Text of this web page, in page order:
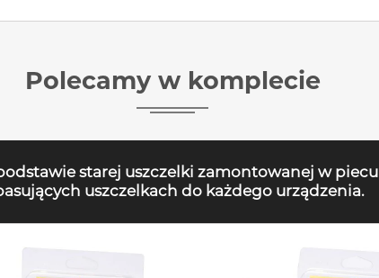
Polecamy w komplecie
starej uszczelki zamontowanej w
uszczelkach do każdego urządzenia.